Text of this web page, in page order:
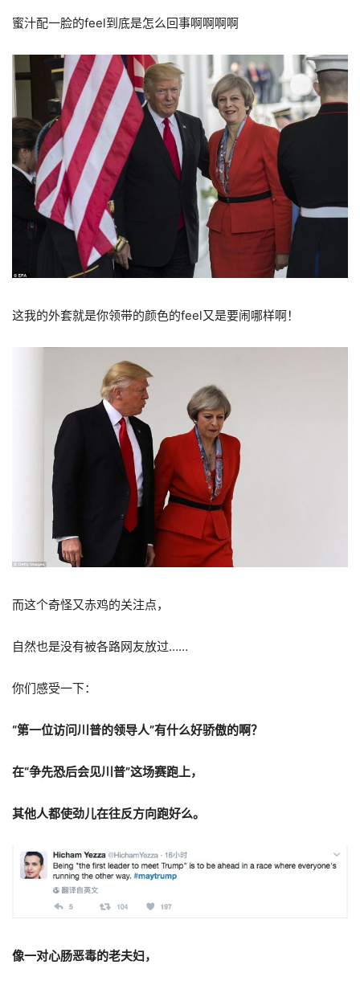
蜜汁配一脸的feel到底是怎么回事啊啊啊啊
这我的外套就是你领带的颜色的feel又是要闹哪样啊！
而这个奇怪又赤鸡的关注点，
自然也是没有被各路网友放过……
你们感受一下：
“第一位访问川普的领导人”有什么好骄傲的啊？
在“争先恐后会见川普”这场赛跑上，
其他人都使劲儿在往反方向跑好么。
像一对心肠恶毒的老夫妇，